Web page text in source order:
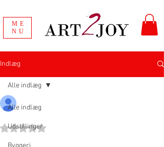
ME
NU
Indlæg
Alle indlæg
Udstillinger
Alle indlæg
19. sep. 2018
Bedømt til NaN ud af 5 stjerner.